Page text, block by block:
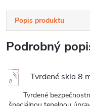
Popis produktu
Podrobný
Tvrdené sklo 8
Tvrdené